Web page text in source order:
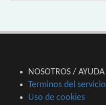
NOSOTROS / AYUDA
Terminos del servicio
Uso de cookies